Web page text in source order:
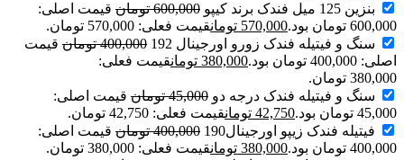
بنزین 125 میل فندک برند کیپو
600,000 تومان قیمت اصلی:
600,000 تومان بود.
570,000 تومانقیمت فعلی: 570,000 تومان.
سنگ و فیتیله فندک زورو اورجینال 192
400,000 تومان قیمت
اصلی: 400,000 تومان بود.
380,000 تومانقیمت فعلی:
380,000 تومان.
سنگ و فیتیله فندک درجه دو 45,000 تومان قیمت اصلی:
45,000 تومان بود.
42,750 تومانقیمت فعلی: 42,750 تومان.
فیتیله فندک زیپو اورجینال190
400,000 تومان قیمت اصلی:
400,000 تومان بود.
380,000 تومانقیمت فعلی: 380,000 تومان.